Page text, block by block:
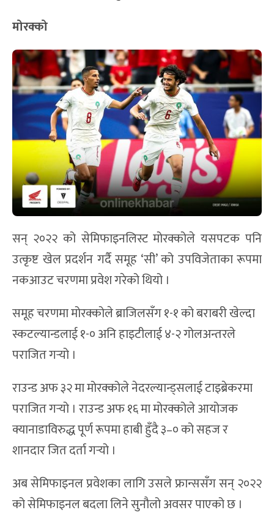
मोरक्को
सन् २०२२ को सेमिफाइनलिस्ट मोरक्कोले यसपटक पनि
उत्कृष्ट खेल प्रदर्शन गर्दै समूह ‘सी’ को उपविजेताका रूपमा
नकआउट चरणमा प्रवेश गरेको थियो ।
समूह चरणमा मोरक्कोले ब्राजिलसँग १-१ को बराबरी खेल्दा
स्कटल्यान्डलाई १-० अनि हाइटीलाई ४-२ गोलअन्तरले
पराजित गर्‍यो ।
राउन्ड अफ ३२ मा मोरक्कोले नेदरल्यान्ड्सलाई टाइब्रेकरमा
पराजित गर्‍यो । राउन्ड अफ १६ मा मोरक्कोले आयोजक
क्यानाडाविरुद्ध पूर्ण रूपमा हाबी हुँदै ३–० को सहज र
शानदार जित दर्ता गर्‍यो ।
अब सेमिफाइनल प्रवेशका लागि उसले फ्रान्ससँग सन् २०२२
को सेमिफाइनल बदला लिने सुनौलो अवसर पाएको छ ।